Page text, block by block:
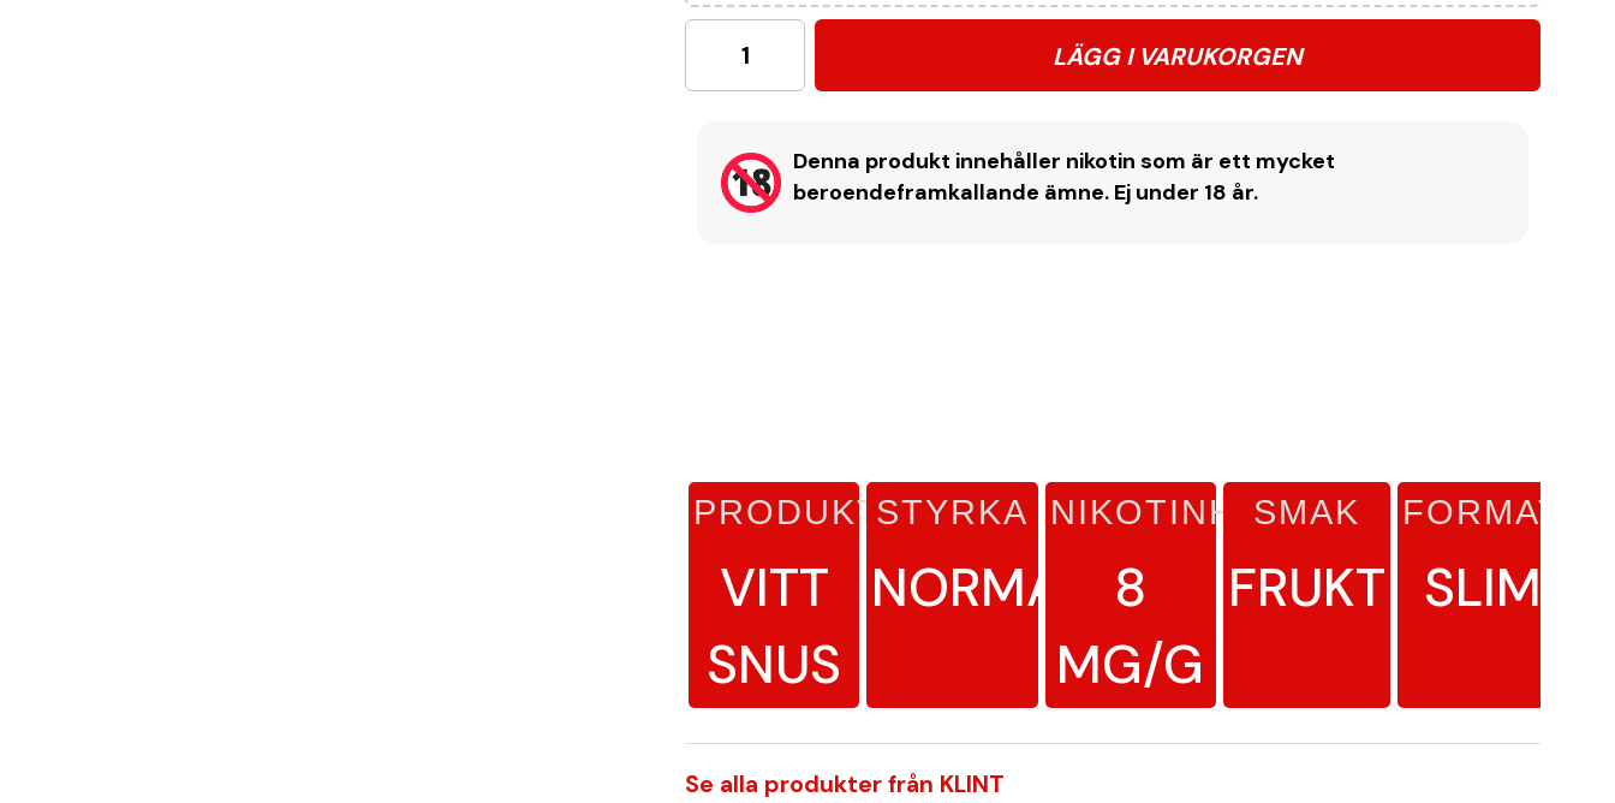
LÄGG I VARUKORGEN
Denna produkt innehåller nikotin som är ett mycket
beroendeframkallande ämne. Ej under 18 år.
PRODUKTTYP
VITT
SNUS
STYRKA
NORMAL
NIKOTINHALT
8
MG/G
SMAK
FRUKT
FORMAT
SLIM
Se alla produkter från KLINT